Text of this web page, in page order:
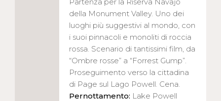
della Monument Valley. Uno dei
luoghi più suggestivi al mondo, con
i suoi pinnacoli e monoliti di roccia
rossa. Scenario di tantissimi film, da
“Ombre rosse” a “Forrest Gump”.
Proseguimento verso la cittadina
di Page sul Lago Powell. Cena.
Pernottamento: Lake Powell